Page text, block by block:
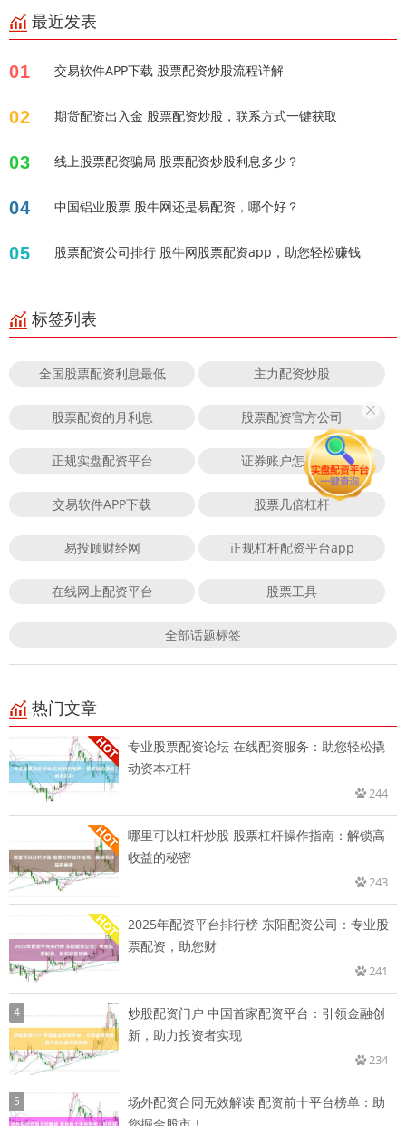
最近发表
01 交易软件APP下载 股票配资炒股流程详解
02 期货配资出入金 股票配资炒股，联系方式一键获取
03 线上股票配资骗局 股票配资炒股利息多少？
04 中国铝业股票 股牛网还是易配资，哪个好？
05 股票配资公司排行 股牛网股票配资app，助您轻松赚钱
标签列表
全国股票配资利息最低 主力配资炒股
股票配资的月利息 股票配资官方公司
正规实盘配资平台 证券账户怎么配资
交易软件APP下载 股票几倍杠杆
易投顾财经网 正规杠杆配资平台app
在线网上配资平台 股票工具
全部话题标签
热门文章
专业股票配资论坛 在线配资服务：助您轻松撬
动资本杠杆
244
哪里可以杠杆炒股 股票杠杆操作指南：解锁高
收益的秘密
243
2025年配资平台排行榜 东阳配资公司：专业股
票配资，助您财
241
4
炒股配资门户 中国首家配资平台：引领金融创
新，助力投资者实现
234
5
场外配资合同无效解读 配资前十平台榜单：助